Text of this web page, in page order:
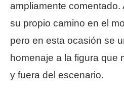
ampliamente comentado.
su propio camino en el
pero en esta ocasión se
homenaje a la figura que
y fuera del escenario.